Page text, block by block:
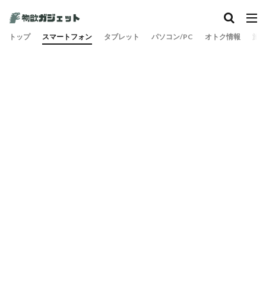
トップ スマートフォン タブレット パソコン/PC オトク情報 旅
カテゴリー